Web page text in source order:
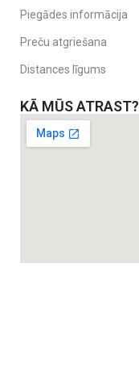
Piegādes informācija
Preču atgriešana
Distances līgums
KĀ MŪS ATRAST?